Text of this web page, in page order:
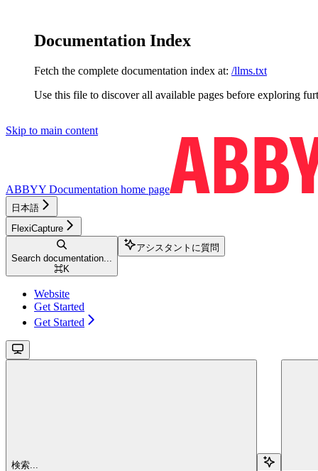
Documentation Index
Fetch the complete documentation index at: /llms.txt
Use this file to discover all available pages before exploring
Skip to main content
ABBYY Documentation home page
日本語
FlexiCapture
Search documentation...
⌘K
アシスタントに質問
Website
Get Started
Get Started
検索...